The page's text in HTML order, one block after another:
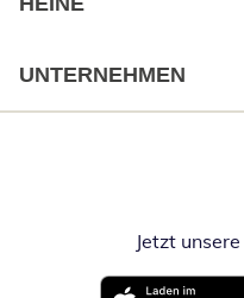
UNTERNEHMEN
Jetzt